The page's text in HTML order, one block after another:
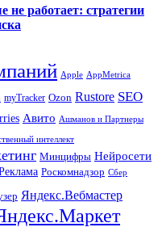
не работает: стратегии
Apple AppMetrica
myTracker Ozon Rustore SEO
Авито Ашманов и Партнеры
интеллект
Минцифры Нейросети
Роскомнадзор Сбер
Яндекс.Вебмастер